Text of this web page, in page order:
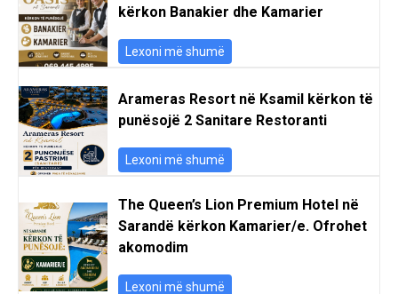
kërkon Banakier dhe Kamarier
Lexoni më shumë
Arameras Resort në Ksamil kërkon të
punësojë 2 Sanitare Restoranti
Lexoni më shumë
The Queen’s Lion Premium Hotel në
Sarandë kërkon Kamarier/e. Ofrohet
akomodim
Lexoni më shumë